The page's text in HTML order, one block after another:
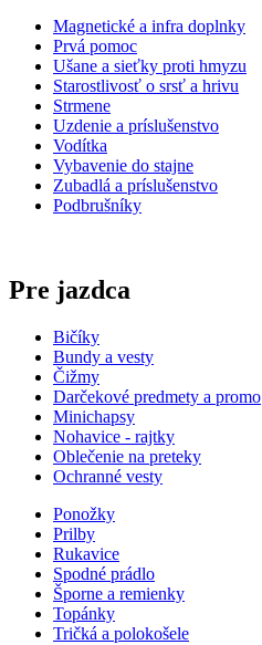
Magnetické a infra doplnky
Prvá pomoc
Ušane a sieťky proti hmyzu
Starostlivosť o srsť a hrivu
Strmene
Uzdenie a príslušenstvo
Vodítka
Vybavenie do stajne
Zubadlá a príslušenstvo
Podbrušníky
Pre jazdca
Bičíky
Bundy a vesty
Čižmy
Darčekové predmety a promo
Minichapsy
Nohavice - rajtky
Oblečenie na preteky
Ochranné vesty
Ponožky
Prilby
Rukavice
Spodné prádlo
Šporne a remienky
Topánky
Tričká a polokošele